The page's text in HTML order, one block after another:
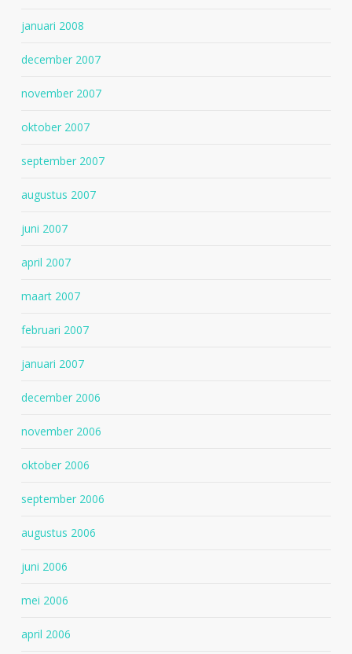
januari 2008
december 2007
november 2007
oktober 2007
september 2007
augustus 2007
juni 2007
april 2007
maart 2007
februari 2007
januari 2007
december 2006
november 2006
oktober 2006
september 2006
augustus 2006
juni 2006
mei 2006
april 2006